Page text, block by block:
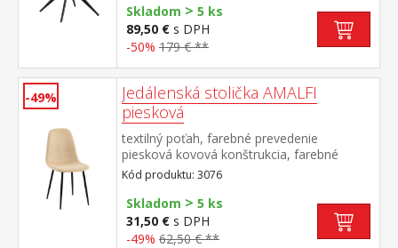
Skladom > 5 ks
89,50 € s DPH
-50% 179 € **
-49%
Jedálenská stolička AMALFI
piesková
textilný poťah, farebné prevedenie
piesková kovová konštrukcia, farebné
prevedenie čierna
Kód produktu: 3076
Skladom > 5 ks
31,50 € s DPH
-49% 62,50 € **